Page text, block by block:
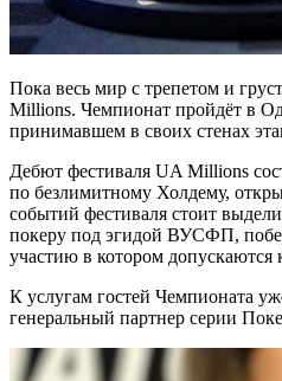
Пока весь мир с трепетом и
Millions. Чемпионат пройдёт в
принимавшем в своих стенах
Дебют фестиваля UA Millions
по безлимитному Холдему,
событий фестиваля стоит
покеру под эгидой ВУСФП,
участию в котором допускаются
К услугам гостей Чемпионата
генеральный партнер серии